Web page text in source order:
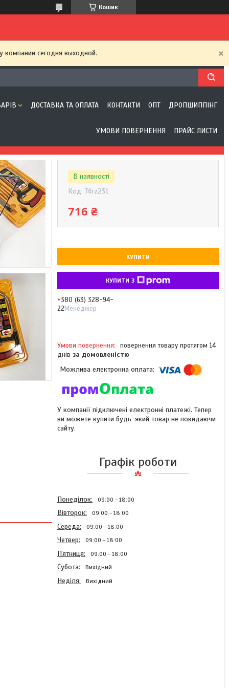
Кошик
компании сегодня выходной.
ДОСТАВКА ТА ОПЛАТА КОНТАКТИ ОПТ ДРОПШИППІНГ
УМОВИ ПОВЕРНЕННЯ ПРАЙС ЛИСТИ
В наявності
Код: 74rz231
716 ₴
КУПИТИ
КУПИТИ З
+380 (63) 328-94-
22Менеджер
повернення товару протягом 14
днів за домовленістю
У компанії підключені електронні платежі. Тепер
ви можете купити будь-який товар не покидаючи
сайту.
Графік роботи
Понеділок 09:00 18:00
Вівторок 09:00 18:00
Середа 09:00 18:00
Четвер 09:00 18:00
Пʼятниця 09:00 18:00
Субота Вихідний
Неділя Вихідний